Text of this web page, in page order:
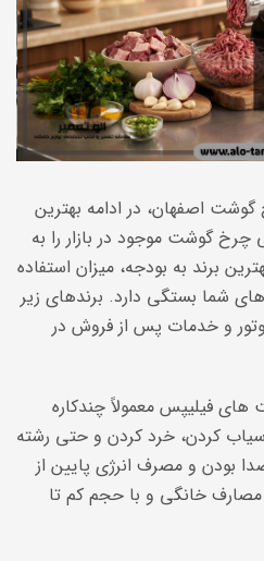
اصفهان، در ادامه بهترین
گوشت موجود در بازار را به
برند به بودجه، میزان استفاده
شما بستگی دارد. برندهای زیر
و خدمات پس از فروش در
فیلیپس معمولاً چندکاره
کردن، خرد کردن و حتی رشته
بودن و مصرف انرژی پایین از
خانگی و با حجم کم تا